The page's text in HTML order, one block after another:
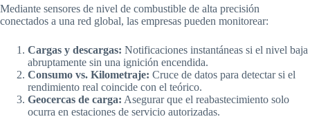
Mediante sensores de nivel de combustible de alta precisión
conectados a una red global, las empresas pueden monitorear:
Cargas y descargas: Notificaciones instantáneas si el nivel baja
abruptamente sin una ignición encendida.
Consumo vs. Kilometraje: Cruce de datos para detectar si el
rendimiento real coincide con el teórico.
Geocercas de carga: Asegurar que el reabastecimiento solo
ocurra en estaciones de servicio autorizadas.